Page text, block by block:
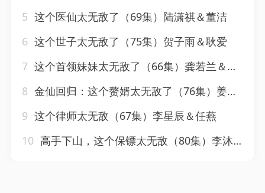
5 这个医仙太无敌了（69集）陆潇祺＆董洁
6 这个世子太无敌了（75集）贺子雨＆耿爱
7 这个首领妹妹太无敌了（66集）龚若兰＆梁洺铖
8 金仙回归：这个赘婿太无敌了（76集）姜凌雲＆陈沐琳
9 这个律师太无敌（67集）李星辰＆任燕
10 高手下山，这个保镖太无敌（80集）李沐汐＆李兼任